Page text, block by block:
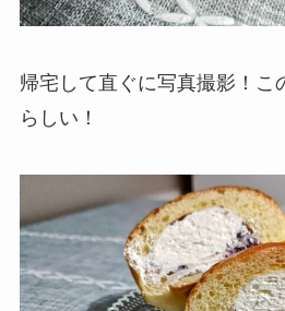
帰宅して直ぐに写真撮影！こ
らしい！